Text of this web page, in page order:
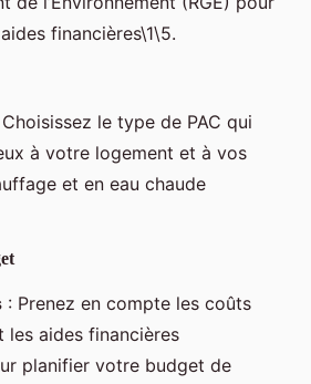
financières\1\5.
Choisissez le type de PAC qui
à votre logement et à vos
et en eau chaude
: Prenez en compte les coûts
les aides financières
planifier votre budget de